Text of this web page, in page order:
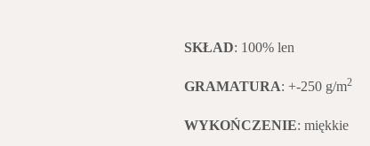
SKŁAD: 100% len
GRAMATURA: +-250 g/m2
WYKOŃCZENIE: miękkie